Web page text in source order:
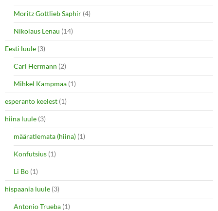
Moritz Gottlieb Saphir (4)
Nikolaus Lenau (14)
Eesti luule (3)
Carl Hermann (2)
Mihkel Kampmaa (1)
esperanto keelest (1)
hiina luule (3)
määratlemata (hiina) (1)
Konfutsius (1)
Li Bo (1)
hispaania luule (3)
Antonio Trueba (1)